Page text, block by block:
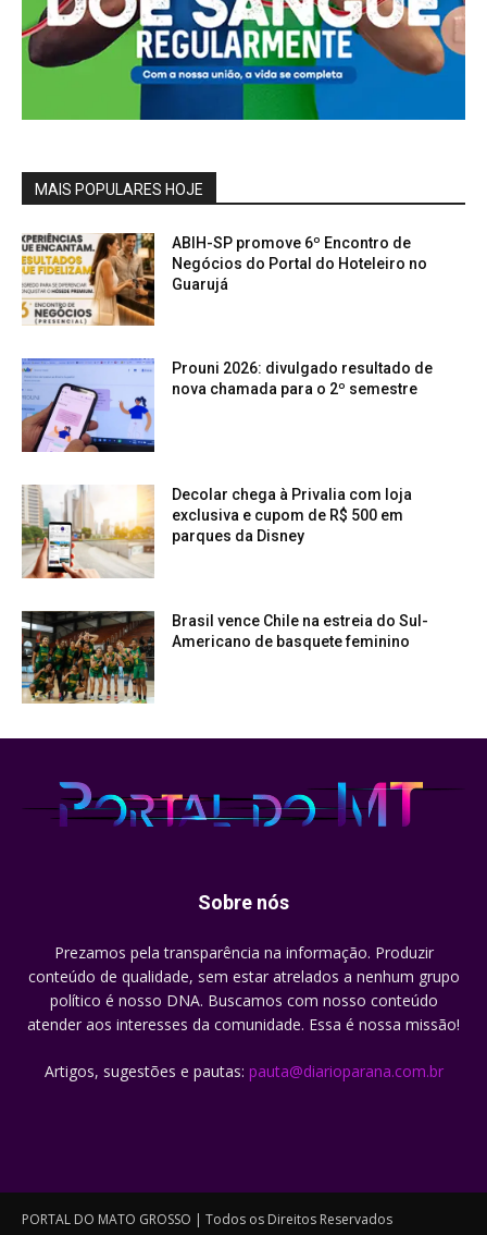
MAIS POPULARES HOJE
ABIH-SP promove 6º Encontro de
Negócios do Portal do Hoteleiro no
Guarujá
Prouni 2026: divulgado resultado de
nova chamada para o 2º semestre
Decolar chega à Privalia com loja
exclusiva e cupom de R$ 500 em
parques da Disney
Brasil vence Chile na estreia do Sul-
Americano de basquete feminino
Sobre nós
Prezamos pela transparência na informação. Produzir
conteúdo de qualidade, sem estar atrelados a nenhum grupo
político é nosso DNA. Buscamos com nosso conteúdo
atender aos interesses da comunidade. Essa é nossa missão!
Artigos, sugestões e pautas: pauta@diarioparana.com.br
PORTAL DO MATO GROSSO | Todos os Direitos Reservados